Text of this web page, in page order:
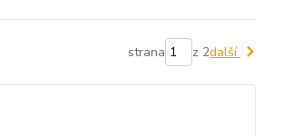
strana z 2další